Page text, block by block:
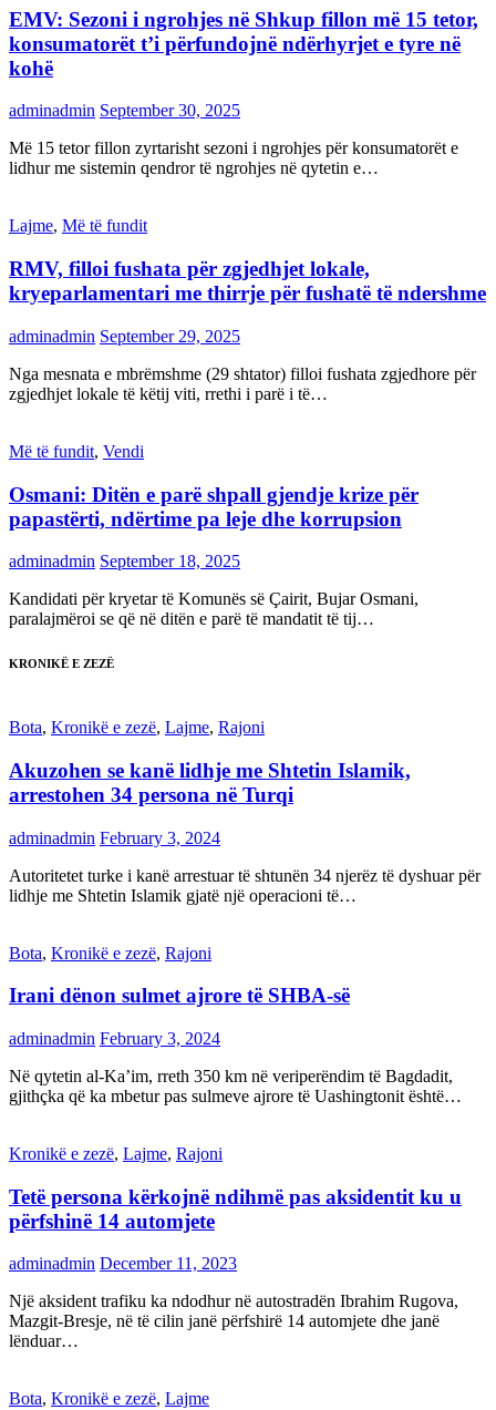
EMV: Sezoni i ngrohjes në Shkup fillon më 15 tetor,
konsumatorët t’i përfundojnë ndërhyrjet e tyre në
kohë
adminadmin September 30, 2025
Më 15 tetor fillon zyrtarisht sezoni i ngrohjes për konsumatorët e
lidhur me sistemin qendror të ngrohjes në qytetin e…
Lajme, Më të fundit
RMV, filloi fushata për zgjedhjet lokale,
kryeparlamentari me thirrje për fushatë të ndershme
adminadmin September 29, 2025
Nga mesnata e mbrëmshme (29 shtator) filloi fushata zgjedhore për
zgjedhjet lokale të këtij viti, rrethi i parë i të…
Më të fundit, Vendi
Osmani: Ditën e parë shpall gjendje krize për
papastërti, ndërtime pa leje dhe korrupsion
adminadmin September 18, 2025
Kandidati për kryetar të Komunës së Çairit, Bujar Osmani,
paralajmëroi se që në ditën e parë të mandatit të tij…
KRONIKË E ZEZË
Bota, Kronikë e zezë, Lajme, Rajoni
Akuzohen se kanë lidhje me Shtetin Islamik,
arrestohen 34 persona në Turqi
adminadmin February 3, 2024
Autoritetet turke i kanë arrestuar të shtunën 34 njerëz të dyshuar për
lidhje me Shtetin Islamik gjatë një operacioni të…
Bota, Kronikë e zezë, Rajoni
Irani dënon sulmet ajrore të SHBA-së
adminadmin February 3, 2024
Në qytetin al-Ka’im, rreth 350 km në veriperëndim të Bagdadit,
gjithçka që ka mbetur pas sulmeve ajrore të Uashingtonit është…
Kronikë e zezë, Lajme, Rajoni
Tetë persona kërkojnë ndihmë pas aksidentit ku u
përfshinë 14 automjete
adminadmin December 11, 2023
Një aksident trafiku ka ndodhur në autostradën Ibrahim Rugova,
Mazgit-Bresje, në të cilin janë përfshirë 14 automjete dhe janë
lënduar…
Bota, Kronikë e zezë, Lajme